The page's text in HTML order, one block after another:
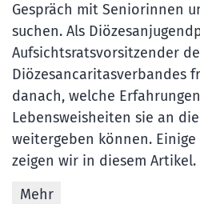
Gespräch mit Seniorinnen
suchen. Als
Aufsichtsratsvorsitzender
Diözesancaritasverbandes
danach, welche
Lebensweisheiten sie an
weitergeben können. Einige
zeigen wir in diesem Artikel.
Mehr